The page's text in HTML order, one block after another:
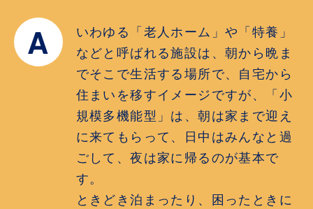
A
いわゆる「老人ホーム」や「特養」
などと呼ばれる施設は、朝から晩ま
でそこで生活する場所で、自宅から
住まいを移すイメージですが、「小
規模多機能型」は、朝は家まで迎え
に来てもらって、日中はみんなと過
ごして、夜は家に帰るのが基本で
す。
ときどき泊まったり、困ったときに